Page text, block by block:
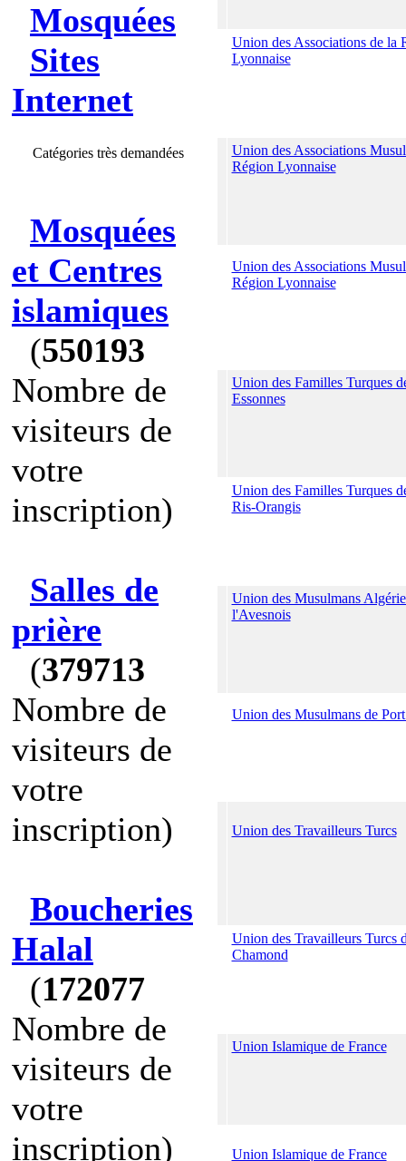
Mosquées
Sites
Internet
Catégories très demandées
Mosquées
et Centres
islamiques
(550193
Nombre de
visiteurs de
votre
inscription)
Salles de
prière
(379713
Nombre de
visiteurs de
votre
inscription)
Boucheries
Halal
(172077
Nombre de
visiteurs de
votre
inscription)
Union des Associations de la
Lyonnaise
Union des Associations
Région Lyonnaise
Union des Associations
Région Lyonnaise
Union des Familles Turques
Essonnes
Union des Familles Turques
Ris-Orangis
Union des Musulmans
l'Avesnois
Union des Musulmans de
Union des Travailleurs Turcs
Union des Travailleurs Turcs
Chamond
Union Islamique de France
Union Islamique de France